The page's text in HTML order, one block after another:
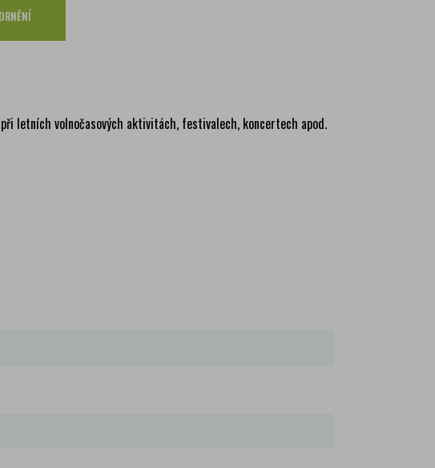
zdarma
letních volnočasových aktivitách, festivalech, koncertech apod.